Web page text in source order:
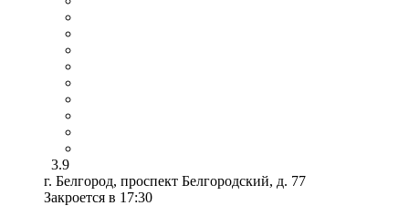
3.9
г. Белгород, проспект Белгородский, д. 77
Закроется в 17:30